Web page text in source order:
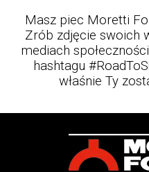
Masz piec Moretti
Zrób zdjęcie swoich
mediach
hashtagu
właśnie Ty